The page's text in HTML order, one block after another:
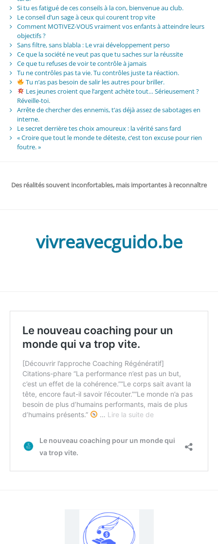
Si tu es fatigué de ces conseils à la con, bienvenue au club.
Le conseil d’un sage à ceux qui courent trop vite
Comment MOTIVEZ-VOUS vraiment vos enfants à atteindre leurs
objectifs ?
Sans filtre, sans blabla : Le vrai développement perso
Ce que la société ne veut pas que tu saches sur la réussite
Ce que tu refuses de voir te contrôle à jamais
Tu ne contrôles pas ta vie. Tu contrôles juste ta réaction.
Tu n’as pas besoin de salir les autres pour briller.
Les jeunes croient que l’argent achète tout… Sérieusement ?
Réveille-toi.
Arrête de chercher des ennemis, t’as déjà assez de sabotages en
interne.
Le secret derrière tes choix amoureux : la vérité sans fard
« Croire que tout le monde te déteste, c’est ton excuse pour rien
foutre. »
Des réalités souvent inconfortables, mais importantes à reconnaître
vivreavecguido.be